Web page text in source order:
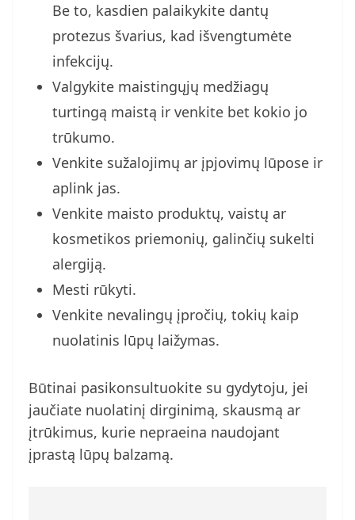
Be to, kasdien palaikykite dantų
protezus švarius, kad išvengtumėte
infekcijų.
Valgykite maistingųjų medžiagų
turtingą maistą ir venkite bet kokio jo
trūkumo.
Venkite sužalojimų ar įpjovimų lūpose ir
aplink jas.
Venkite maisto produktų, vaistų ar
kosmetikos priemonių, galinčių sukelti
alergiją.
Mesti rūkyti.
Venkite nevalingų įpročių, tokių kaip
nuolatinis lūpų laižymas.
Būtinai pasikonsultuokite su gydytoju, jei
jaučiate nuolatinį dirginimą, skausmą ar
įtrūkimus, kurie nepraeina naudojant
įprastą lūpų balzamą.